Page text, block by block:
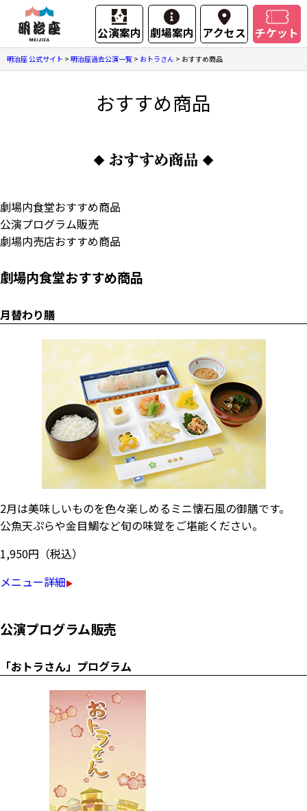
公演案内 劇場案内 アクセス チケット
明治座 公式サイト > 明治座過去公演一覧 > おトラさん > おすすめ商品
おすすめ商品
劇場内食堂おすすめ商品
公演プログラム販売
劇場内売店おすすめ商品
劇場内食堂おすすめ商品
月替わり膳
2月は美味しいものを色々楽しめるミニ懐石風の御膳です。
公魚天ぷらや金目鯛など旬の味覚をご堪能ください。
1,950円（税込）
メニュー詳細
公演プログラム販売
「おトラさん」プログラム